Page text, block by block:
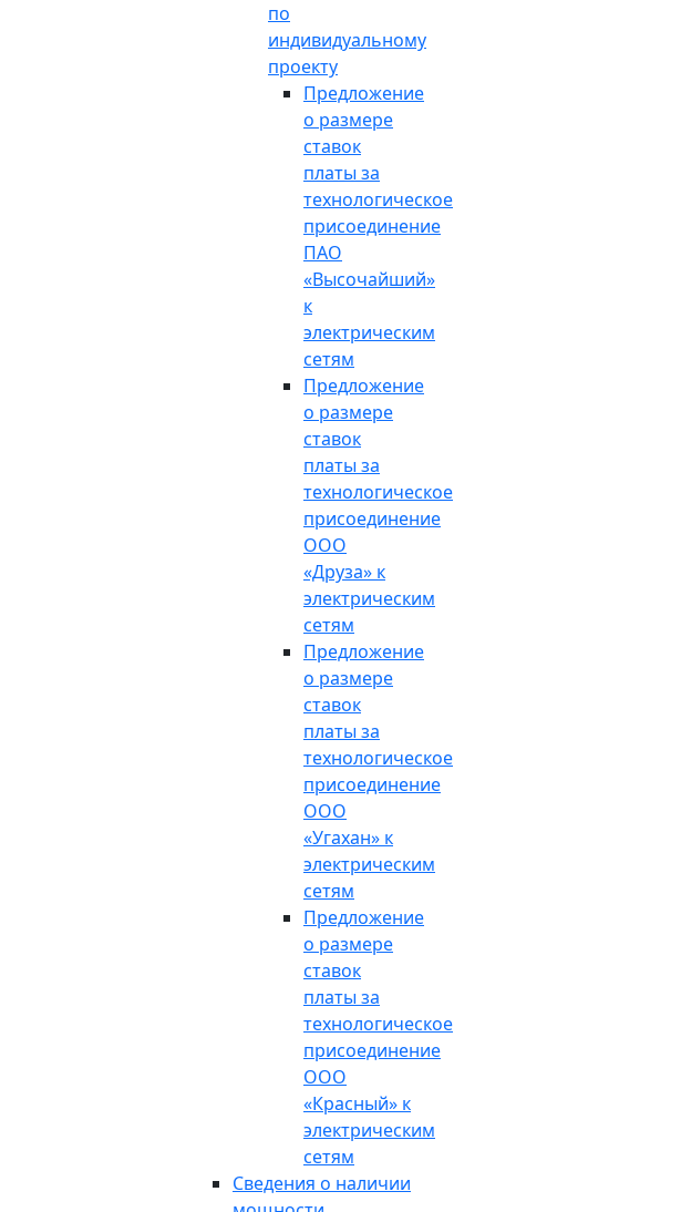
по
индивидуальному
проекту
Предложение
о размере
ставок
платы за
технологическое
присоединение
ПАО
«Высочайший»
к
электрическим
сетям
Предложение
о размере
ставок
платы за
технологическое
присоединение
ООО
«Друза» к
электрическим
сетям
Предложение
о размере
ставок
платы за
технологическое
присоединение
ООО
«Угахан» к
электрическим
сетям
Предложение
о размере
ставок
платы за
технологическое
присоединение
ООО
«Красный» к
электрическим
сетям
Сведения о наличии